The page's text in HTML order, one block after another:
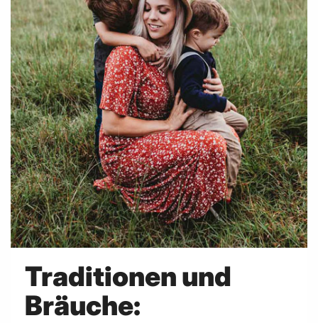
Traditionen und
Bräuche: